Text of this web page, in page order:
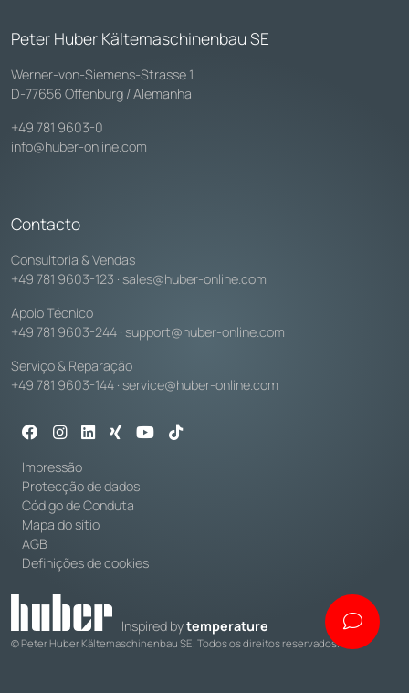
Peter Huber Kältemaschinenbau SE
Werner-von-Siemens-Strasse 1
D-77656 Offenburg / Alemanha
+49 781 9603-0
info@huber-online.com
Contacto
Consultoria & Vendas
+49 781 9603-123 · sales@huber-online.com
Apoio Técnico
+49 781 9603-244 · support@huber-online.com
Serviço & Reparação
+49 781 9603-144 · service@huber-online.com
Impressão
Protecção de dados
Código de Conduta
Mapa do sítio
AGB
Definições de cookies
Inspired bytemperature
© Peter Huber Kältemaschinenbau SE. Todos os direitos reservados.